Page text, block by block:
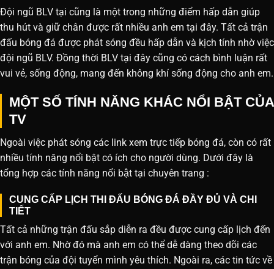
Đội ngũ BLV tại cũng là một trong những điểm hấp dẫn giúp
thu hút và giữ chân được rất nhiều anh em tại đây. Tất cả trận
đấu bóng đá được phát sóng đều hấp dẫn và kịch tính nhờ việc
đội ngũ BLV. Đồng thời BLV tại đây cũng có cách bình luận rất
vui vẻ, sống động, mang đến không khí sống động cho anh em.
MỘT SỐ TÍNH NĂNG KHÁC NỔI BẬT CỦA
TV
Ngoài việc phát sóng các link xem trực tiếp bóng đá, còn có rất
nhiều tính năng nổi bật có ích cho người dùng. Dưới đây là
tổng hợp các tính năng nổi bật tại chuyên trang :
CUNG CẤP LỊCH THI ĐẤU BÓNG ĐÁ ĐẦY ĐỦ VÀ CHI
TIẾT
Tất cả những trận đấu sắp diễn ra đều được cung cấp lịch đến
với anh em. Nhờ đó mà anh em có thể dễ dàng theo dõi các
trận bóng của đội tuyển mình yêu thích. Ngoài ra, các tin tức về